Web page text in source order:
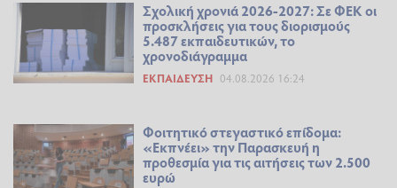
Σχολική χρονιά 2026-2027: Σε ΦΕΚ οι
προσκλήσεις για τους διορισμούς
5.487 εκπαιδευτικών, το
χρονοδιάγραμμα
ΕΚΠΑΊΔΕΥΣΗ 04.08.2026 16:24
Φοιτητικό στεγαστικό επίδομα:
«Εκπνέει» την Παρασκευή η
προθεσμία για τις αιτήσεις των 2.500
ευρώ